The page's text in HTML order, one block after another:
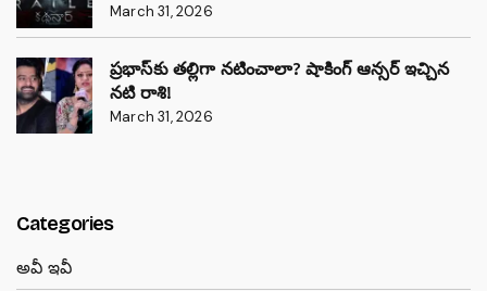
March 31, 2026
ప్రభాస్‌కు తల్లిగా నటించాలా? షాకింగ్ ఆన్సర్ ఇచ్చిన
నటి రాశి!
March 31, 2026
Categories
అవీ ఇవీ